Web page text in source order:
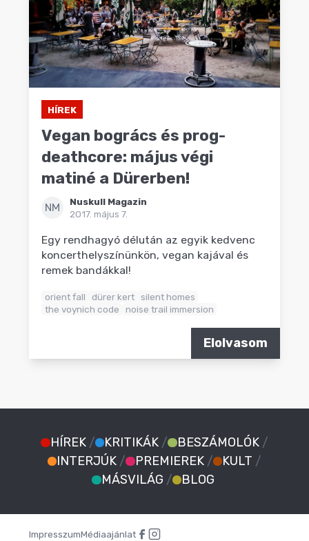
HÍREK
Vegan bogrács és prog-
deathcore: május végi
matiné a Dürerben!
NM
Nuskull Magazin
2017. május 7.
Egy rendhagyó délután az egyik kedvenc
koncerthelyszínünkön, vegan kajával és
remek bandákkal!
orient fall dürer kert silent homes
the voynich code
noise trail immersion
Elolvasom
HÍREK / KRITIKÁK / BESZÁMOLÓK /
INTERJÚK / PREMIEREK / KULT /
MÁSVILÁG / BLOG
ImpresszumMédiaajánlat